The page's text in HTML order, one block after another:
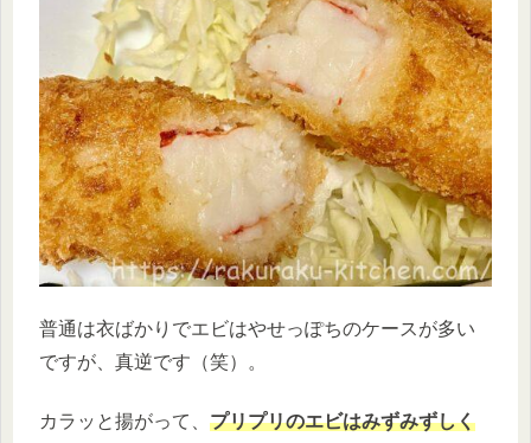
普通は衣ばかりでエビはやせっぽちのケースが多い
ですが、真逆です（笑）。
カラッと揚がって、 プリプリのエビはみずみずしく